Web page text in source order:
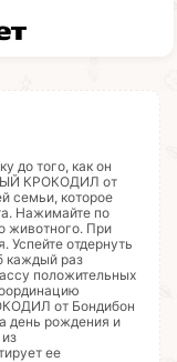
до того, как он
КРОКОДИЛ от
семьи, которое
Нажимайте по
животного. При
Успейте отдернуть
каждый раз
положительных
от Бондибон
день рождения и
ее